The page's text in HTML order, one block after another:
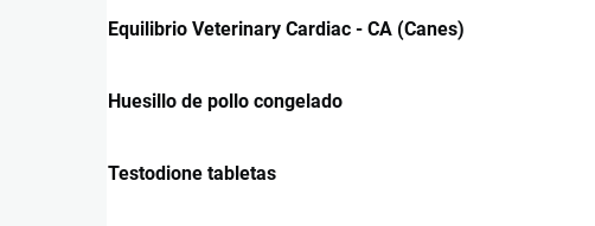
Equilibrio Veterinary Cardiac - CA (Canes)
Huesillo de pollo congelado
Testodione tabletas